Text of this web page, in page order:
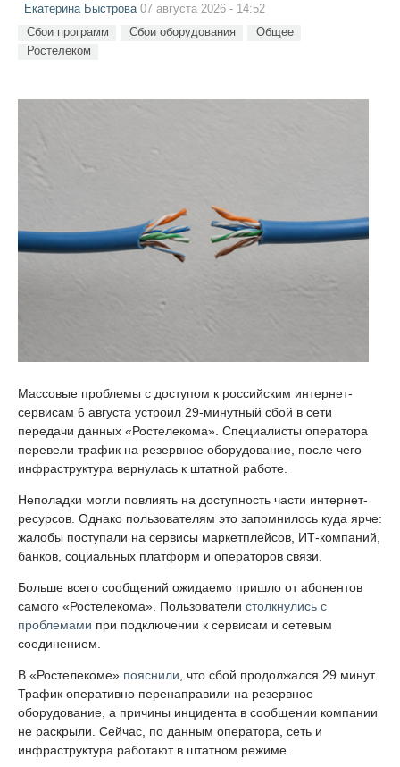
Екатерина Быстрова 07 августа 2026 - 14:52
Сбои программ Сбои оборудования
Общее
Ростелеком
Массовые проблемы с доступом к российским интернет-
сервисам 6 августа устроил 29-минутный сбой в сети
передачи данных «Ростелекома». Специалисты оператора
перевели трафик на резервное оборудование, после чего
инфраструктура вернулась к штатной работе.
Неполадки могли повлиять на доступность части интернет-
ресурсов. Однако пользователям это запомнилось куда ярче:
жалобы поступали на сервисы маркетплейсов, ИТ-компаний,
банков, социальных платформ и операторов связи.
Больше всего сообщений ожидаемо пришло от абонентов
самого «Ростелекома». Пользователи столкнулись с
проблемами при подключении к сервисам и сетевым
соединением.
В «Ростелекоме» пояснили, что сбой продолжался 29 минут.
Трафик оперативно перенаправили на резервное
оборудование, а причины инцидента в сообщении компании
не раскрыли. Сейчас, по данным оператора, сеть и
инфраструктура работают в штатном режиме.